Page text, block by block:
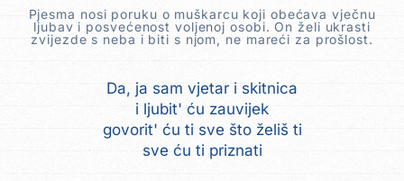
Pjesma nosi poruku o muškarcu koji obećava vječnu
ljubav i posvećenost voljenoj osobi. On želi ukrasti
zvijezde s neba i biti s njom, ne mareći za prošlost.
Da, ja sam vjetar i skitnica
i ljubit' ću zauvijek
govorit' ću ti sve što želiš ti
sve ću ti priznati